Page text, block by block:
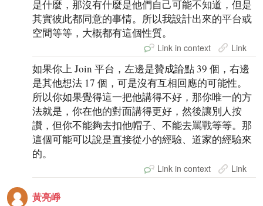
是什麼，那沒有什麼是他們自己可能不知道，但是
其實彼此都同意的事情。所以我設計出來的平台或
空間等等，大概都有這個性質。
Link in context Link
如果你上 Join 平台，左邊是贊成論點 39 個，右邊
是其他想法 17 個，可是沒有互相回應的可能性。
所以你如果覺得這一把他講得不好，那你唯一的方
法就是，你在他的對面講得更好，然後讓別人按
讚，但你不能夠去扣他帽子、不能去罵戰等等。那
這個可能可以說是直接從小的經驗、道家的經驗來
的。
Link in context Link
黃亮崢